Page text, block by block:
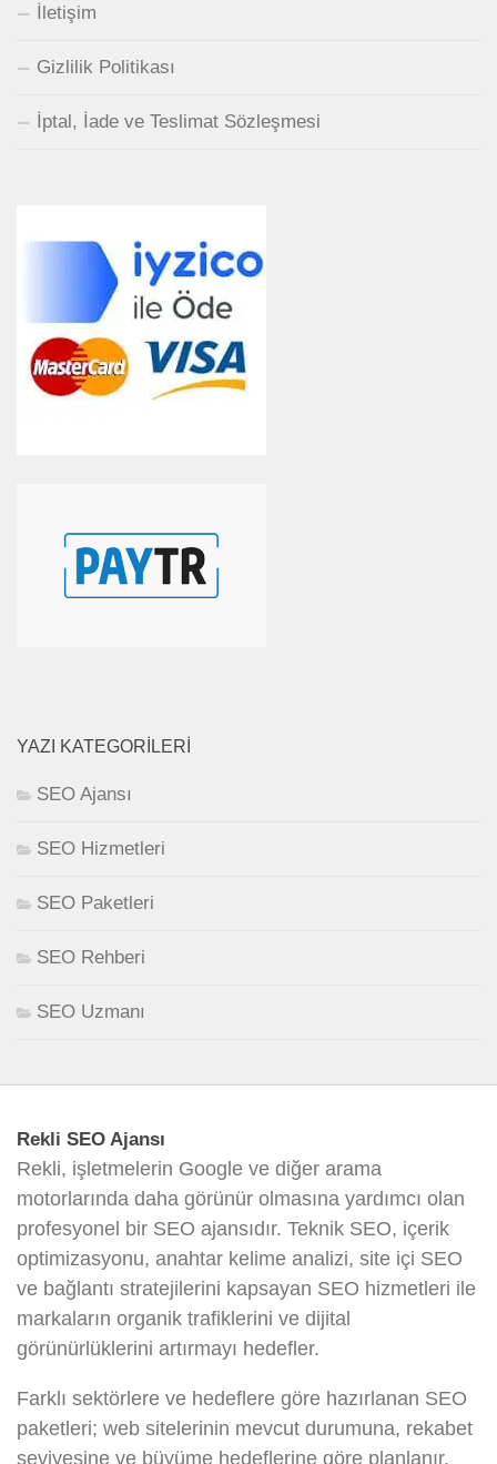
İletişim
Gizlilik Politikası
İptal, İade ve Teslimat Sözleşmesi
YAZI KATEGORILERI
SEO Ajansı
SEO Hizmetleri
SEO Paketleri
SEO Rehberi
SEO Uzmanı
Rekli SEO Ajansı
Rekli, işletmelerin Google ve diğer arama
motorlarında daha görünür olmasına yardımcı olan
profesyonel bir SEO ajansıdır. Teknik SEO, içerik
optimizasyonu, anahtar kelime analizi, site içi SEO
ve bağlantı stratejilerini kapsayan SEO hizmetleri ile
markaların organik trafiklerini ve dijital
görünürlüklerini artırmayı hedefler.
Farklı sektörlere ve hedeflere göre hazırlanan SEO
paketleri; web sitelerinin mevcut durumuna, rekabet
seviyesine ve büyüme hedeflerine göre planlanır.